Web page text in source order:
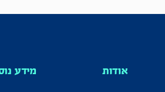
אודות מידע